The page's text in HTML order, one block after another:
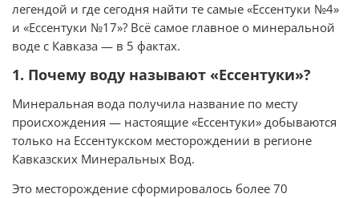
легендой и где сегодня найти те самые «Ессентуки №4»
и «Ессентуки №17»? Всё самое главное о минеральной
воде с Кавказа — в 5 фактах.
1. Почему воду называют «Ессентуки»?
Минеральная вода получила название по месту
происхождения — настоящие «Ессентуки» добываются
только на Ессентукском месторождении в регионе
Кавказских Минеральных Вод.
Это месторождение сформировалось более 70